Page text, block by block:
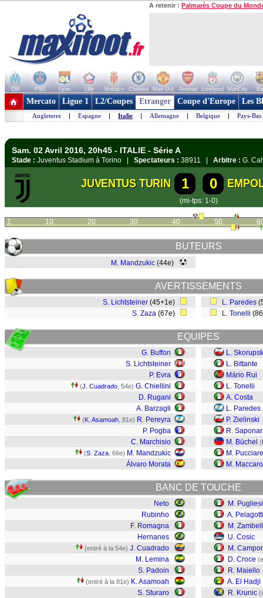
A retenir : Palmarès Coupe du
OM PSG Lyon Lille Monaco Chelsea Man Utd Arsenal Liverpool ManCity
+ de clubs
Mercato Ligue 1 L2/Coupes Etranger Coupe d'Europe Les
Angleterre | Espagne | Italie | Allemagne | Belgique | Pays-Bas
Sam. 02 Avril 2016, 20h45 - ITALIE - Série A
Stade : Juventus Stadium à Torino | Spectateurs : 38911 | Arbitre : G.
JUVENTUS TURIN 1 0
(mi-tps: 1-0)
1 10 20 30 40 50
BUTEURS
M. Mandzukic (44e)
AVERTISSEMENTS
S. Lichtsteiner (45+1e)
S. Zaza (67e)
L. Paredes
L. Tonelli
EQUIPES
G. Buffon
S. Lichtsteiner
P. Evra
(J. Cuadrado , 54e) G. Chiellini
D. Rugani
A. Barzagli
(K. Asamoah , 81e) R. Pereyra
P. Pogba
C. Marchisio
(S. Zaza , 66e) M. Mandzukic
Álvaro Morata
L.
L. Bittante
Mário Rui
L. Tonelli
A. Costa
L. Paredes
P. Zielinski
R.
M. Büchel (
M.
M.
BANC DE TOUCHE
Neto
Rubinho
F. Romagna
Hernanes
(entré à la 54e) J. Cuadrado
M. Lemina
S. Padoin
(entré à la 81e) K. Asamoah
S. Sturaro
M. Pugliesi
A. Pelagotti
M.
U. Cosic
M.
D. Croce
R. Maiello
A. El Hadji
R. Krunic